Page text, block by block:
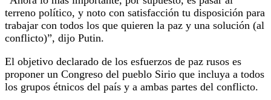
terreno político, y noto con satisfacción tu disposición para
trabajar con todos los que quieren la paz y una solución (al
conflicto)”, dijo Putin.
El objetivo declarado de los esfuerzos de paz rusos es
proponer un Congreso del pueblo Sirio que incluya a todos
los grupos étnicos del país y a ambas partes del conflicto.